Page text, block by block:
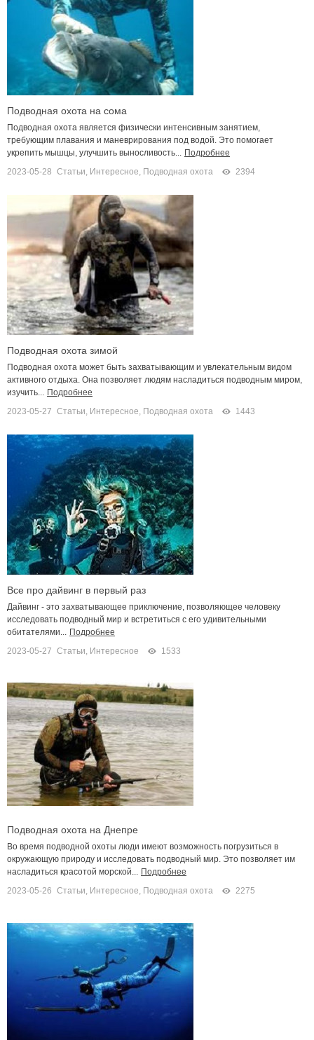
Подводная охота на сома
Подводная охота является физически интенсивным занятием,
требующим плавания и маневрирования под водой. Это помогает
укрепить мышцы, улучшить выносливость... Подробнее
2023-05-28 Статьи, Интересное, Подводная охота 2394
Подводная охота зимой
Подводная охота может быть захватывающим и увлекательным видом
активного отдыха. Она позволяет людям насладиться подводным миром,
изучить... Подробнее
2023-05-27 Статьи, Интересное, Подводная охота 1443
Все про дайвинг в первый раз
Дайвинг - это захватывающее приключение, позволяющее человеку
исследовать подводный мир и встретиться с его удивительными
обитателями... Подробнее
2023-05-27 Статьи, Интересное 1533
Подводная охота на Днепре
Во время подводной охоты люди имеют возможность погрузиться в
окружающую природу и исследовать подводный мир. Это позволяет им
насладиться красотой морской... Подробнее
2023-05-26 Статьи, Интересное, Подводная охота 2275